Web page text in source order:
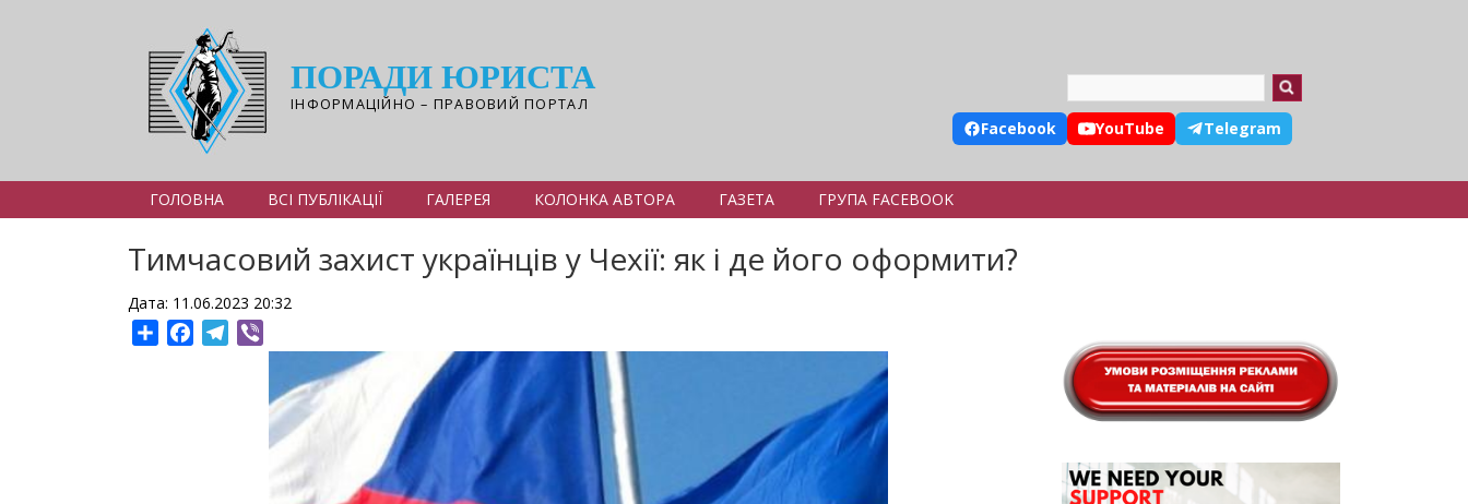
ПОРАДИ ЮРИСТА
ІНФОРМАЦІЙНО – ПРАВОВИЙ ПОРТАЛ
Facebook YouTube Telegram
ГОЛОВНА ВСІ ПУБЛІКАЦІЇ ГАЛЕРЕЯ КОЛОНКА АВТОРА ГАЗЕТА ГРУПА FACEBOOK
Тимчасовий захист українців у Чехії: як і де його оформити?
Дата: 11.06.2023 20:32
ShareFacebookTelegram